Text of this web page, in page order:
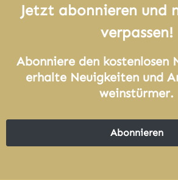
Jetzt abonnieren und
verpassen!
Abonniere den kostenlosen
erhalte Neuigkeiten und
weinstürmer.
Abonnieren